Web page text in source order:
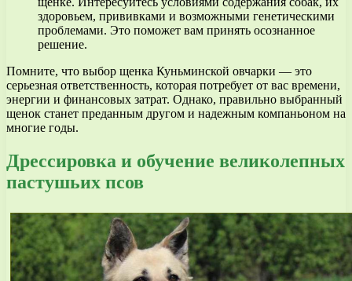
здоровьем, прививками и возможными генетическими
проблемами. Это поможет вам принять осознанное
решение.
Помните, что выбор щенка Куньминской овчарки — это
серьезная ответственность, которая потребует от вас времени,
энергии и финансовых затрат. Однако, правильно выбранный
щенок станет преданным другом и надежным компаньоном на
многие годы.
Дрессировка и обучение великолепных
пастушьих псов